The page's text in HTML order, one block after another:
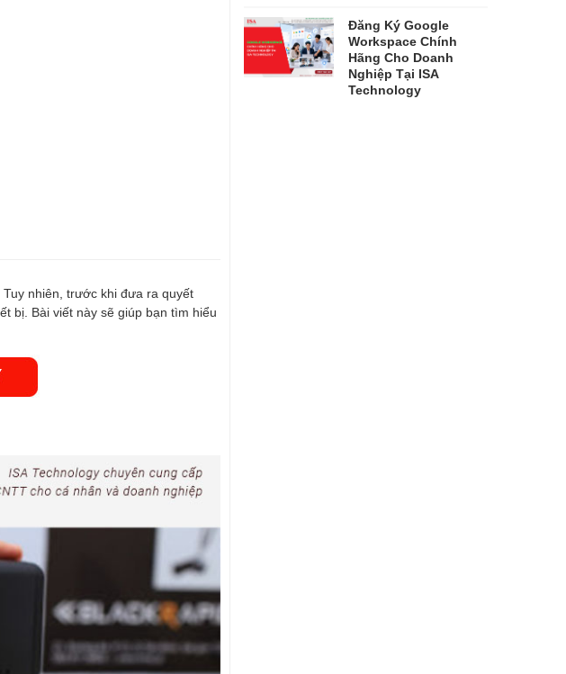
nhiên, trước khi đưa ra quyết
bị. Bài viết này sẽ giúp bạn tìm hiểu
Đăng Ký Google
Workspace Chính
Hãng Cho Doanh
Nghiệp Tại ISA
Technology